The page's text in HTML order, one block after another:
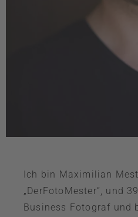
Ich bin Maximilian
„DerFotoMester“, und
Business Fotograf und